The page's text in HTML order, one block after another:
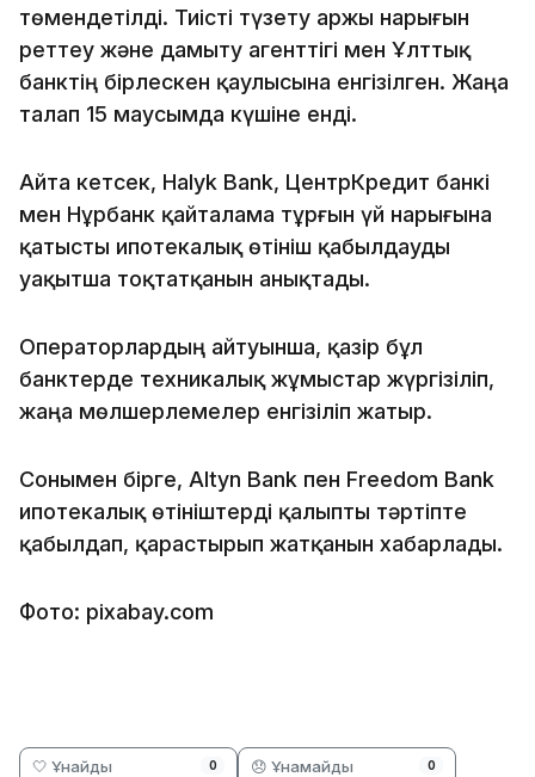
төмендетілді. Тиісті түзету Қаржы нарығын
реттеу және дамыту агенттігі мен Ұлттық
банктің бірлескен қаулысына енгізілген. Жаңа
талап 15 маусымда күшіне енді.
Айта кетсек, Halyk Bank, ЦентрКредит банкі
мен Нұрбанк қайталама тұрғын үй нарығына
қатысты ипотекалық өтініш қабылдауды
уақытша тоқтатқанын анықтады.
Операторлардың айтуынша, қазір бұл
банктерде техникалық жұмыстар жүргізіліп,
жаңа мөлшерлемелер енгізіліп жатыр.
Сонымен бірге, Altyn Bank пен Freedom Bank
ипотекалық өтініштерді қалыпты тәртіпте
қабылдап, қарастырып жатқанын хабарлады.
Фото: pixabay.com
🤍 Ұнайды 0 😞 Ұнамайды 0